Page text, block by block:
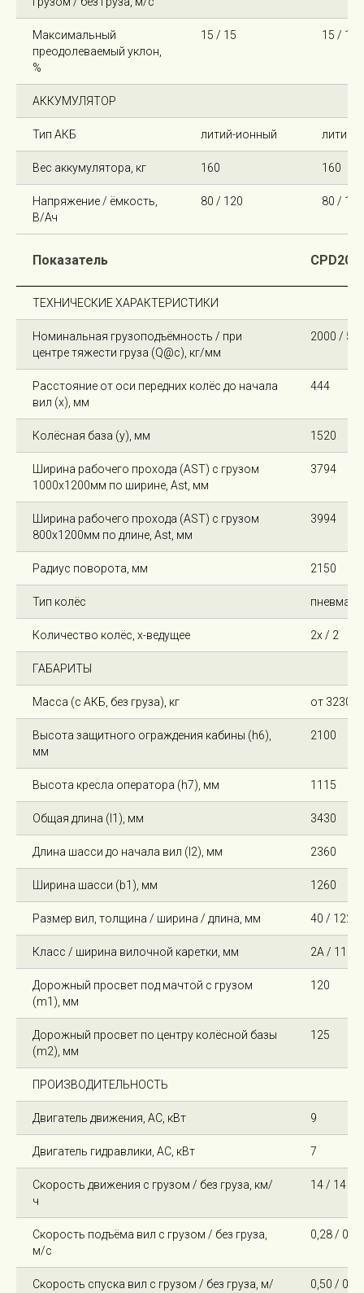
Максимальный
преодолеваемый уклон,
%
15 / 15 15 / 15
АККУМУЛЯТОР
Тип АКБ литий-ионный литий-
Вес аккумулятора, кг 160 160
Напряжение / ёмкость,
В/Ач
80 / 120 80 / 120
Показатель CPD20-
ТЕХНИЧЕСКИЕ ХАРАКТЕРИСТИКИ
Номинальная грузоподъёмность / при
центре тяжести груза (Q@c), кг/мм
2000 /
Расстояние от оси передних колёс до начала
вил (x), мм
444
Колёсная база (y), мм 1520
Ширина рабочего прохода (AST) с грузом
1000х1200мм по ширине, Ast, мм
3794
Ширина рабочего прохода (AST) с грузом
800х1200мм по длине, Ast, мм
3994
Радиус поворота, мм 2150
Тип колёс
Количество колёс, х-ведущее 2х / 2
ГАБАРИТЫ
Масса (с АКБ, без груза), кг от 3230
Высота защитного ограждения кабины (h6),
мм
2100
Высота кресла оператора (h7), мм 1115
Общая длина (l1), мм 3430
Длина шасси до начала вил (l2), мм 2360
Ширина шасси (b1), мм 1260
Размер вил, толщина / ширина / длина, мм 40 / 122 /
Класс / ширина вилочной каретки, мм 2А / 1100
Дорожный просвет под мачтой с грузом
(m1), мм
120
Дорожный просвет по центру колёсной базы
(m2), мм
125
ПРОИЗВОДИТЕЛЬНОСТЬ
Двигатель движения, AC, кВт 9
Двигатель гидравлики, AC, кВт 7
Скорость движения с грузом / без груза, км/
ч
14 / 14
Скорость подъёма вил с грузом / без груза,
м/с
0,28 / 0,43
Скорость спуска вил с грузом / без груза, м/
0,50 / 0,43